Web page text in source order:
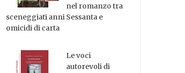
nel romanzo tra
sceneggiati anni Sessanta e
omicidi di carta
Le voci
autorevoli di